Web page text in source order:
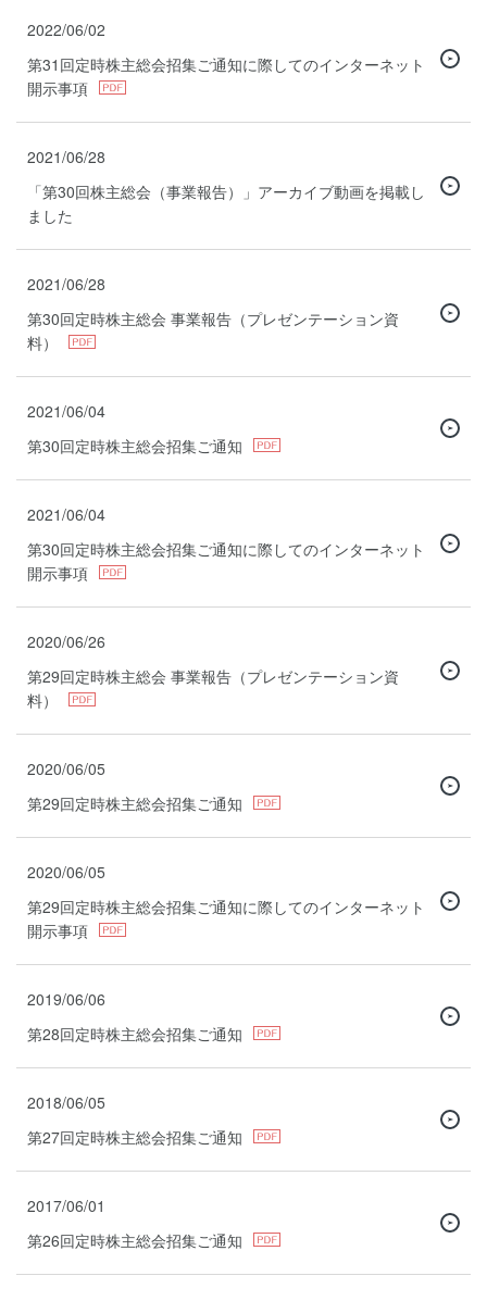
2022/06/02
第31回定時株主総会招集ご通知に際してのインターネット
開示事項
2021/06/28
「第30回株主総会（事業報告）」アーカイブ動画を掲載し
ました
2021/06/28
第30回定時株主総会 事業報告（プレゼンテーション資
料）
2021/06/04
第30回定時株主総会招集ご通知
2021/06/04
第30回定時株主総会招集ご通知に際してのインターネット
開示事項
2020/06/26
第29回定時株主総会 事業報告（プレゼンテーション資
料）
2020/06/05
第29回定時株主総会招集ご通知
2020/06/05
第29回定時株主総会招集ご通知に際してのインターネット
開示事項
2019/06/06
第28回定時株主総会招集ご通知
2018/06/05
第27回定時株主総会招集ご通知
2017/06/01
第26回定時株主総会招集ご通知